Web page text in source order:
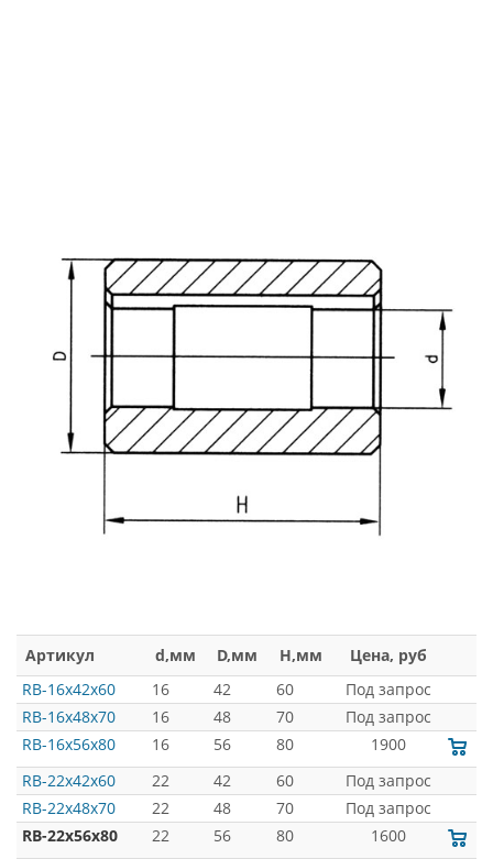
Артикул d,мм D,мм H,мм
Цена, руб
RB-16x42x60
16 42 60
Под запрос
RB-16x48x70
16 48 70
Под запрос
RB-16x56x80
16 56 80
1900
RB-22x42x60
22 42 60
Под запрос
RB-22x48x70
22 48 70
Под запрос
RB-22x56x80
22 56 80
1600